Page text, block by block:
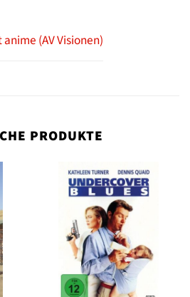
(AV Visionen)
PRODUKTE